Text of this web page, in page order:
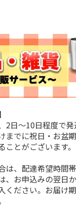
日～10日程度で発
でに祝日・お盆
ことがございます
、配達希望時間帯
お申込みの翌日
ください。お届け